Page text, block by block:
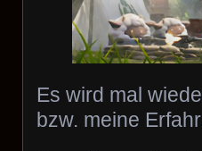
Es wird mal
bzw. meine